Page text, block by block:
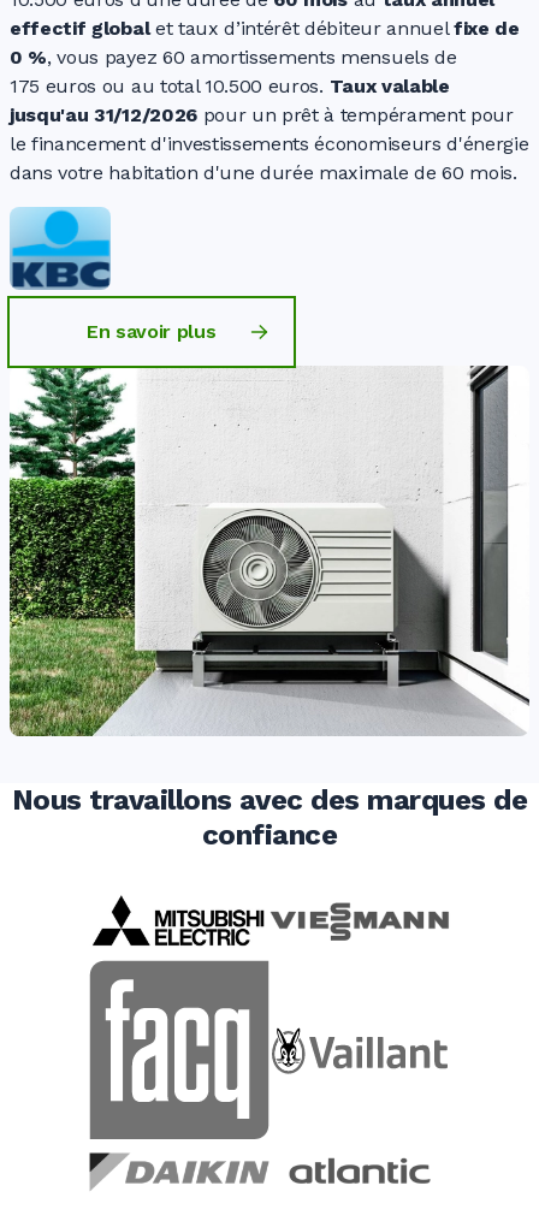
effectif globalet taux d’intérêt débiteur annuelfixe de
0 %, vous payez 60 amortissements mensuels de
175 euros ou au total 10.500 euros. Taux valable
jusqu'au 31/12/2026pour un prêt à tempérament pour
le financement d'investissements économiseurs d'énergie
dans votre habitation d'une durée maximale de60 mois.
En savoir plus
Nous travaillons avec des marques de
confiance